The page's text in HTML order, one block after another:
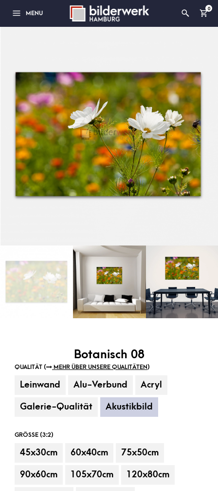
MENU
0
Botanisch 08
QUALITÄT ( MEHR ÜBER UNSERE QUALITÄTEN)
Leinwand Alu-Verbund Acryl
Galerie-Qualität Akustikbild
GRÖSSE (3:2)
45x30cm 60x40cm 75x50cm
90x60cm 105x70cm 120x80cm